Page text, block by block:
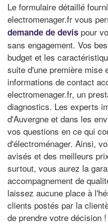
Le formulaire détaillé
electromenager.fr vous
demande de devis pour
sans engagement. Vos
budget et les
suite d'une première mise
informations de contact
electromenager.fr, un
diagnostics. Les experts
d'Auvergne et dans les
vos questions en ce qui
d'électroménager. Ainsi,
avisés et des meilleurs
surtout, vous aurez la
accompagnement de
laissez aucune place à
clients postés par la
de prendre votre décision !